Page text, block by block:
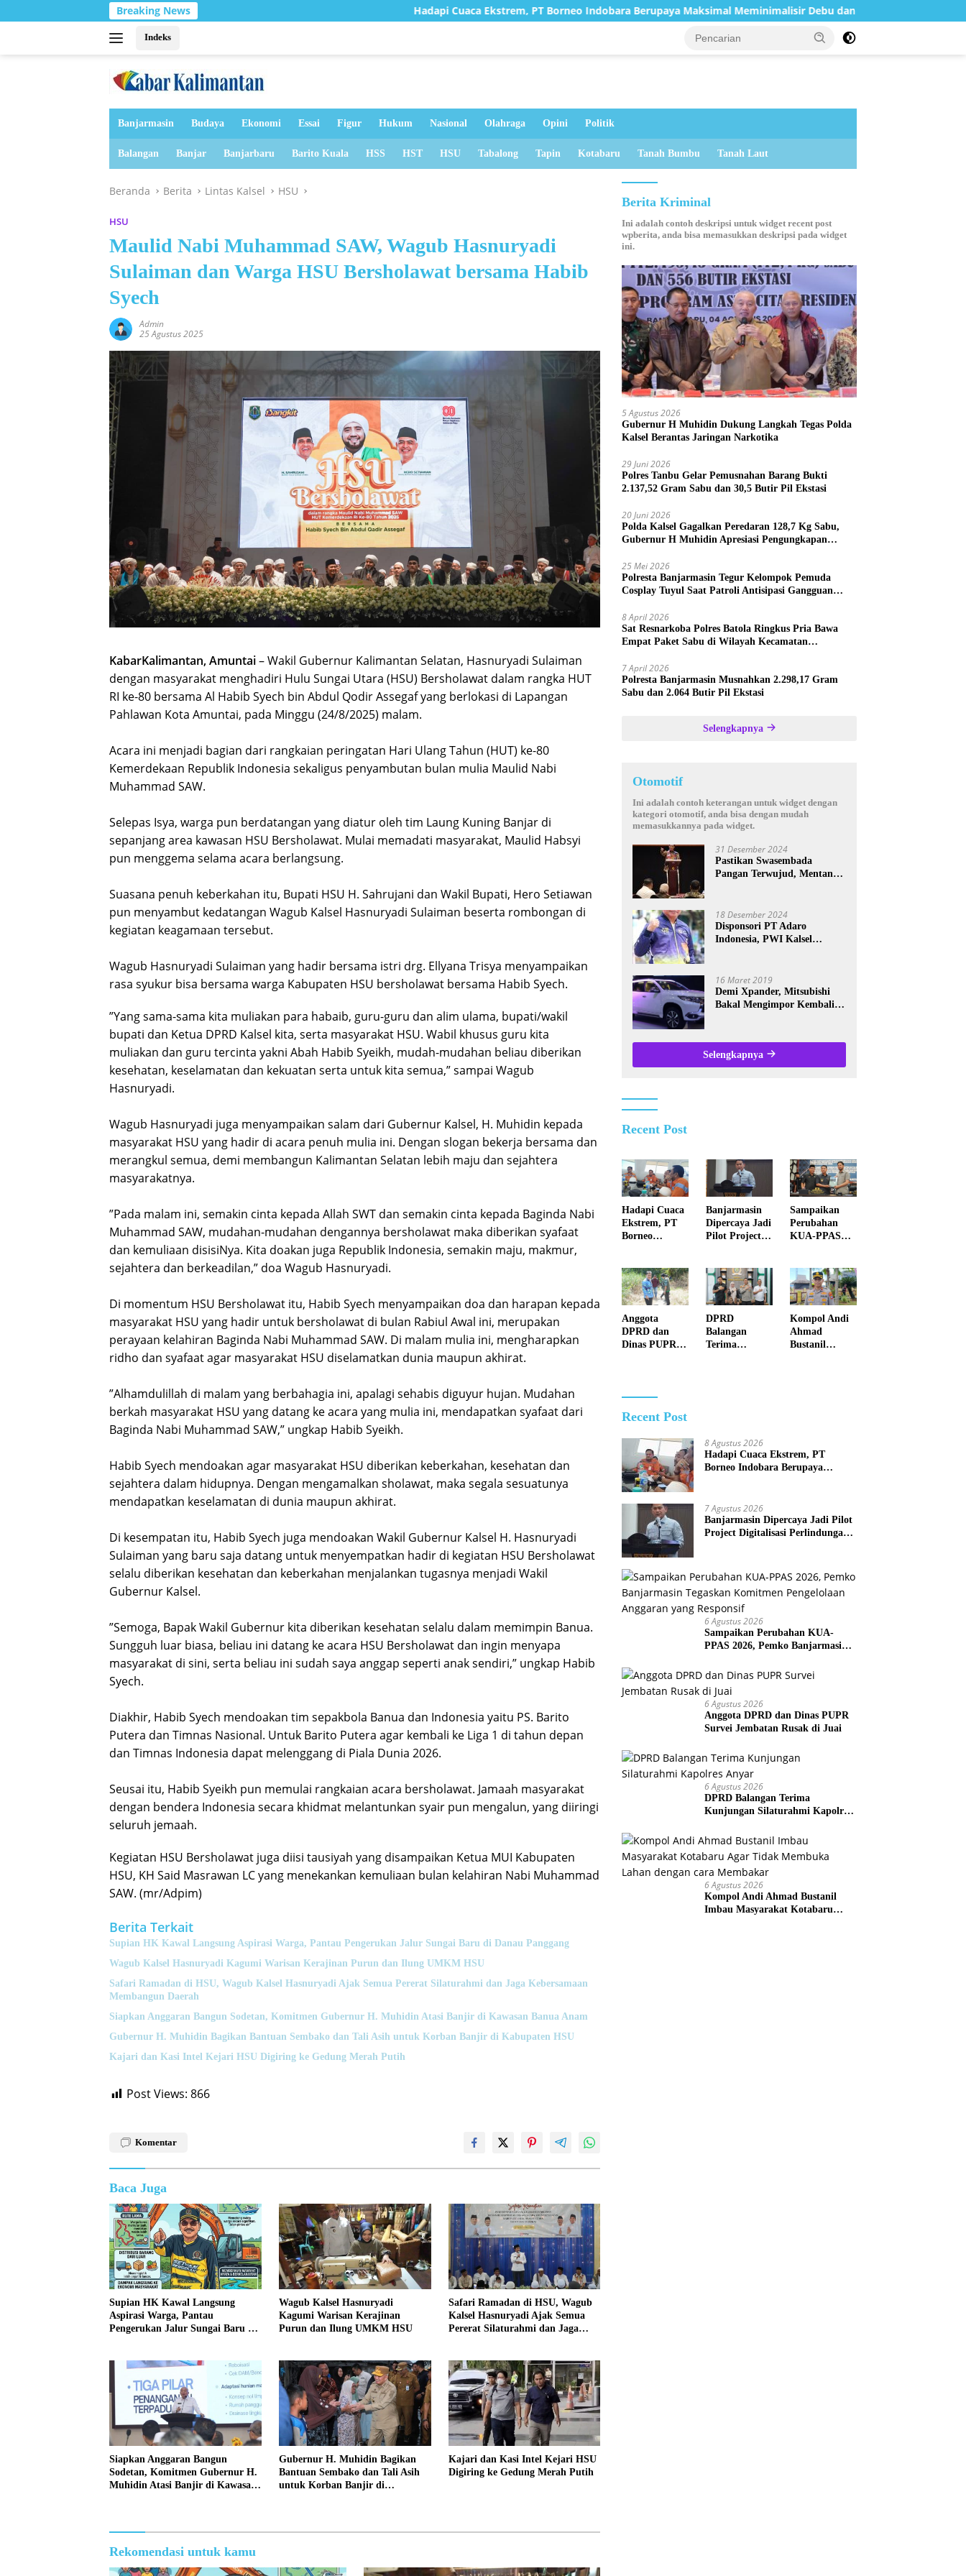
ke
Breaking News Hadapi Cuaca Ekstrem, PT Borneo Indobara Berupaya Maksimal Meminimalisir Debu dan Perketat Penyiraman Air di Sejumlah Titik
Indeks
Banjarmasin Budaya Ekonomi Essai Figur Hukum Nasional Olahraga Opini Politik
Balangan Banjar Banjarbaru Barito Kuala HSS HST HSU Tabalong Tapin Kotabaru Tanah Bumbu Tanah Laut
Beranda Berita Lintas Kalsel HSU
HSU
‎Maulid Nabi Muhammad SAW, Wagub Hasnuryadi
Sulaiman dan Warga HSU Bersholawat bersama Habib
Syech
Admin
25 Agustus 2025
KabarKalimantan, Amuntai– Wakil Gubernur Kalimantan Selatan, Hasnuryadi Sulaiman
dengan masyarakat menghadiri Hulu Sungai Utara (HSU) Bersholawat dalam rangka HUT
RI ke-80 bersama Al Habib Syech bin Abdul Qodir Assegaf yang berlokasi di Lapangan
Pahlawan Kota Amuntai, pada Minggu (24/8/2025) malam.
‎Acara ini menjadi bagian dari rangkaian peringatan Hari Ulang Tahun (HUT) ke-80
Kemerdekaan Republik Indonesia sekaligus penyambutan bulan mulia Maulid Nabi
Muhammad SAW.
Selepas Isya, warga pun berdatangan yang diatur oleh tim Laung Kuning Banjar di
sepanjang area kawasan HSU Bersholawat. Mulai memadati masyarakat, Maulid Habsyi
pun menggema selama acara berlangsung.
‎Suasana penuh keberkahan itu, Bupati HSU H. Sahrujani dan Wakil Bupati, Hero Setiawan
pun menyambut kedatangan Wagub Kalsel Hasnuryadi Sulaiman beserta rombongan di
kegiatan keagamaan tersebut.
Wagub Hasnuryadi Sulaiman yang hadir bersama istri drg. Ellyana Trisya menyampaikan
rasa syukur bisa bersama warga Kabupaten HSU bersholawat bersama Habib Syech.
‎”Yang sama-sama kita muliakan para habaib, guru-guru dan alim ulama, bupati/wakil
bupati dan Ketua DPRD Kalsel kita, serta masyarakat HSU. Wabil khusus guru kita
muliakan dan guru tercinta yakni Abah Habib Syeikh, mudah-mudahan beliau diberikan
kesehatan, keselamatan dan kekuatan serta untuk kita semua,” sampai Wagub
Hasnuryadi.
‎Wagub Hasnuryadi juga menyampaikan salam dari Gubernur Kalsel, H. Muhidin kepada
masyarakat HSU yang hadir di acara penuh mulia ini. Dengan slogan bekerja bersama dan
merangkul semua, demi membangun Kalimantan Selatan lebih maju dan sejahtera
masyarakatnya.
‎”Pada malam ini, semakin cinta kepada Allah SWT dan semakin cinta kepada Baginda Nabi
Muhammad SAW, mudahan-mudahan dengannya bersholawat maka diberikan syafaat
dan kemuliaan disisiNya. Kita doakan juga Republik Indonesia, semakin maju, makmur,
sejahtera dan berkeadilan,” doa Wagub Hasnuryadi.
‎Di momentum HSU Bersholawat itu, Habib Syech menyampaikan doa dan harapan kepada
masyarakat HSU yang hadir untuk bersholawat di bulan Rabiul Awal ini, merupakan
perayaan kelahiran Baginda Nabi Muhammad SAW. Di malam mulia ini, mengharapkan
ridho dan syafaat agar masyarakat HSU diselamatkan dunia maupun akhirat.
‎”Alhamdulillah di malam yang berbahagia ini, apalagi sehabis diguyur hujan. Mudahan
berkah masyarakat HSU yang datang ke acara yang mulia ini, mendapatkan syafaat dari
Baginda Nabi Muhammad SAW,” ungkap Habib Syeikh.
‎Habib Syech mendoakan agar masyarakat HSU diberikan keberkahan, kesehatan dan
sejahtera dalam hidupnya. Dengan mengamalkan sholawat, maka segala sesuatunya
mendapatkan keselamatan di dunia maupun akhirat.
‎Di kesempatan itu, Habib Syech juga mendoakan Wakil Gubernur Kalsel H. Hasnuryadi
Sulaiman yang baru saja datang untuk menyempatkan hadir di kegiatan HSU Bersholawat
selalu diberikan kesehatan dan keberkahan menjalankan tugasnya menjadi Wakil
Gubernur Kalsel.
‎”Semoga, Bapak Wakil Gubernur kita diberikan kesehatan selalu dalam memimpin Banua.
Sungguh luar biasa, beliau ini datang ke acara HSU Bersholawat dan ingin menyapa
masyarakat di sini, serta beliau ini sudah saya anggap seperti anak sendiri,” ungkap Habib
Syech.
‎Diakhir, Habib Syech mendoakan tim sepakbola Banua dan Indonesia yaitu PS. Barito
Putera dan Timnas Nasional. Untuk Barito Putera agar kembali ke Liga 1 di tahun depan
dan Timnas Indonesia dapat melenggang di Piala Dunia 2026.
‎Seusai itu, Habib Syeikh pun memulai rangkaian acara bersholawat. Jamaah masyarakat
dengan bendera Indonesia secara khidmat melantunkan syair pun mengalun, yang diiringi
seluruh jemaah.
Kegiatan HSU Bersholawat juga diisi tausiyah yang disampaikan Ketua MUI Kabupaten
HSU, KH Said Masrawan LC yang menekankan kemuliaan bulan kelahiran Nabi Muhammad
SAW. (mr/Adpim)
Berita Terkait
Supian HK Kawal Langsung Aspirasi Warga, Pantau Pengerukan Jalur Sungai Baru di Danau Panggang
Wagub Kalsel Hasnuryadi Kagumi Warisan Kerajinan Purun dan Ilung UMKM HSU
Safari Ramadan di HSU, Wagub Kalsel Hasnuryadi Ajak Semua Pererat Silaturahmi dan Jaga Kebersamaan
Membangun Daerah
Siapkan Anggaran Bangun Sodetan, Komitmen Gubernur H. Muhidin Atasi Banjir di Kawasan Banua Anam
Gubernur H. Muhidin Bagikan Bantuan Sembako dan Tali Asih untuk Korban Banjir di Kabupaten HSU
Kajari dan Kasi Intel Kejari HSU Digiring ke Gedung Merah Putih
Post Views: 866
Komentar
Baca Juga
Supian HK Kawal Langsung
Aspirasi Warga, Pantau
Pengerukan Jalur Sungai Baru di
Wagub Kalsel Hasnuryadi
Kagumi Warisan Kerajinan
Purun dan Ilung UMKM HSU
Safari Ramadan di HSU, Wagub
Kalsel Hasnuryadi Ajak Semua
Pererat Silaturahmi dan Jaga
Siapkan Anggaran Bangun
Sodetan, Komitmen Gubernur H.
Muhidin Atasi Banjir di Kawasan
Gubernur H. Muhidin Bagikan
Bantuan Sembako dan Tali Asih
untuk Korban Banjir di
Kajari dan Kasi Intel Kejari HSU
Digiring ke Gedung Merah Putih
Rekomendasi untuk kamu
Berita Kriminal
Ini adalah contoh deskripsi untuk widget recent post
wpberita, anda bisa memasukkan deskripsi pada widget
ini.
5 Agustus 2026
Gubernur H Muhidin Dukung Langkah Tegas Polda
Kalsel Berantas Jaringan Narkotika
29 Juni 2026
Polres Tanbu Gelar Pemusnahan Barang Bukti
2.137,52 Gram Sabu dan 30,5 Butir Pil Ekstasi
20 Juni 2026
Polda Kalsel Gagalkan Peredaran 128,7 Kg Sabu,
Gubernur H Muhidin Apresiasi Pengungkapan
25 Mei 2026
Polresta Banjarmasin Tegur Kelompok Pemuda
Cosplay Tuyul Saat Patroli Antisipasi Gangguan
8 April 2026
Sat Resnarkoba Polres Batola Ringkus Pria Bawa
Empat Paket Sabu di Wilayah Kecamatan
7 April 2026
Polresta Banjarmasin Musnahkan 2.298,17 Gram
Sabu dan 2.064 Butir Pil Ekstasi
Selengkapnya
Otomotif
Ini adalah contoh keterangan untuk widget dengan
kategori otomotif, anda bisa dengan mudah
memasukkannya pada widget.
31 Desember 2024
Pastikan Swasembada
Pangan Terwujud, Mentan
18 Desember 2024
Disponsori PT Adaro
Indonesia, PWI Kalsel
Kalsel
16 Maret 2019
Demi Xpander, Mitsubishi
Bakal Mengimpor Kembali
Selengkapnya
Recent Post
Hadapi Cuaca
Ekstrem, PT
Borneo
Maksimal
Meminimalisir
Debu dan
Perketat
Penyiraman
Air di
Banjarmasin
Dipercaya Jadi
Pilot Project
Sosial Nasional
2026
Sampaikan
Perubahan
KUA-PPAS
Tegaskan
Komitmen
Pengelolaan
Anggaran
yang Responsif
Anggota
DPRD dan
Dinas PUPR
DPRD
Balangan
Terima
Kompol Andi
Ahmad
Bustanil
Recent Post
8 Agustus 2026
Hadapi Cuaca Ekstrem, PT
Borneo Indobara Berupaya
Sejumlah Titik Rawan Polusi
7 Agustus 2026
Banjarmasin Dipercaya Jadi Pilot
Project Digitalisasi Perlindungan
6 Agustus 2026
Sampaikan Perubahan KUA-
PPAS 2026, Pemko Banjarmasin
Anggaran yang Responsif
6 Agustus 2026
Anggota DPRD dan Dinas PUPR
Survei Jembatan Rusak di Juai
6 Agustus 2026
DPRD Balangan Terima
Kunjungan Silaturahmi Kapolres
6 Agustus 2026
Kompol Andi Ahmad Bustanil
Imbau Masyarakat Kotabaru